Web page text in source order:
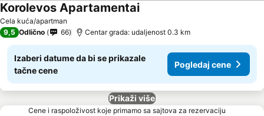
Cela kuća/apartman
Korolevos Apartamentai
9,5 Odlično 66 Centar grada: udaljenost 0.3 km
Izaberi datume da bi se prikazale
tačne cene
Pogledaj cene
Prikaži više
Cene i raspoloživost koje primamo sa sajtova za rezervaciju